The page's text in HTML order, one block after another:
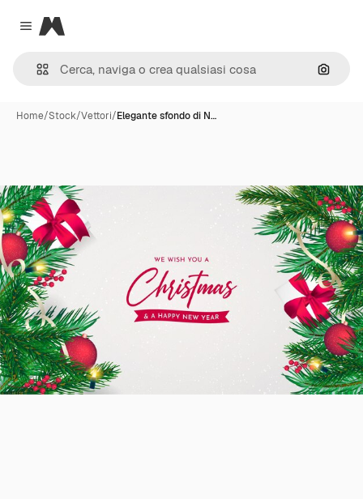
Close menu
Magnific
Cerca
Home/Stock/Vettori/Elegante sfondo di N…